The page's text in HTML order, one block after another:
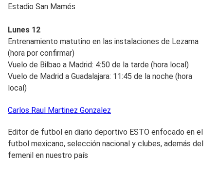
Estadio San Mamés
Lunes 12
Entrenamiento matutino en las instalaciones de Lezama
(hora por confirmar)
Vuelo de Bilbao a Madrid: 4:50 de la tarde (hora local)
Vuelo de Madrid a Guadalajara: 11:45 de la noche (hora
local)
Carlos Raul Martinez Gonzalez
Editor de futbol en diario deportivo ESTO enfocado en el
futbol mexicano, selección nacional y clubes, además del
femenil en nuestro país